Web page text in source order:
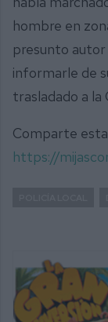
hombre en
presunto autor
informarle de
trasladado a la
Comparte
https://